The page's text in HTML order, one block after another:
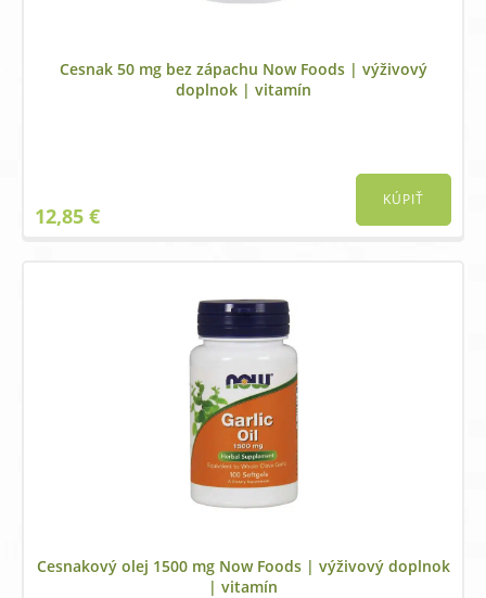
Cesnak 50 mg bez zápachu Now Foods | výživový
doplnok | vitamín
12,85 €
KÚPIŤ
Cesnakový olej 1500 mg Now Foods | výživový doplnok
| vitamín